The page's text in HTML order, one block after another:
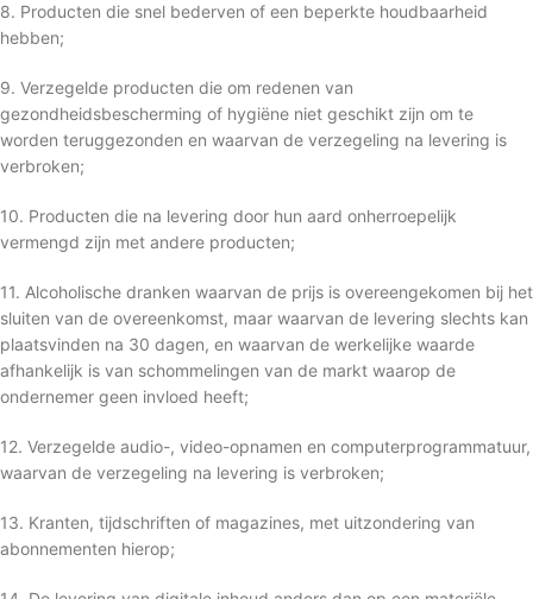
8. Producten die snel bederven of een beperkte houdbaarheid
hebben;
9. Verzegelde producten die om redenen van
gezondheidsbescherming of hygiëne niet geschikt zijn om te
worden teruggezonden en waarvan de verzegeling na levering is
verbroken;
10. Producten die na levering door hun aard onherroepelijk
vermengd zijn met andere producten;
11. Alcoholische dranken waarvan de prijs is overeengekomen bij het
sluiten van de overeenkomst, maar waarvan de levering slechts kan
plaatsvinden na 30 dagen, en waarvan de werkelijke waarde
afhankelijk is van schommelingen van de markt waarop de
ondernemer geen invloed heeft;
12. Verzegelde audio-, video-opnamen en computerprogrammatuur,
waarvan de verzegeling na levering is verbroken;
13. Kranten, tijdschriften of magazines, met uitzondering van
abonnementen hierop;